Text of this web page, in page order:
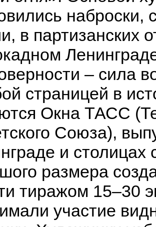
в партизанских
– сила
страницей в
Окна ТАСС
Союза),
и
размера
тиражом 15–30
участие